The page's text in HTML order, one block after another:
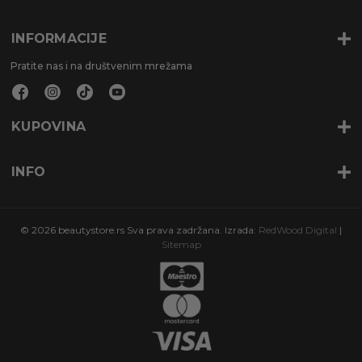
INFORMACIJE
Pratite nas i na društvenim mrežama
KUPOVINA
INFO
© 2026 beautystore.rs Sva prava zadržana. Izrada: RedWood Digital |
Sitemap